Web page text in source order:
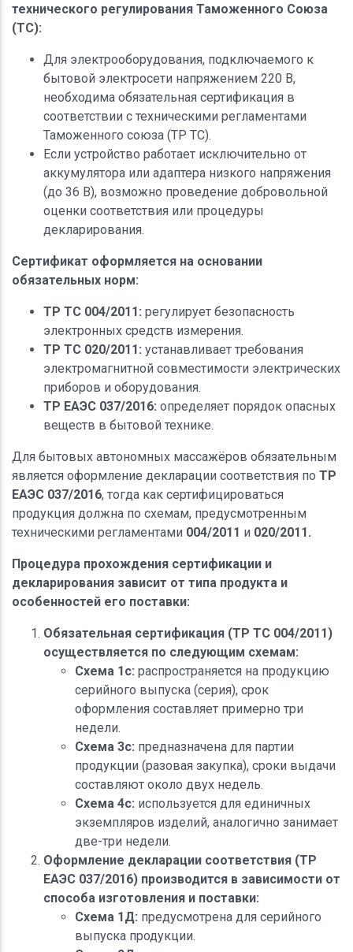
технического регулирования Таможенного Союза
(ТС):
Для электрооборудования, подключаемого к
бытовой электросети напряжением 220 В,
необходима обязательная сертификация в
соответствии с техническими регламентами
Таможенного союза (ТР ТС).
Если устройство работает исключительно от
аккумулятора или адаптера низкого напряжения
(до 36 В), возможно проведение добровольной
оценки соответствия или процедуры
декларирования.
Сертификат оформляется на основании
обязательных норм:
ТР ТС 004/2011: регулирует безопасность
электронных средств измерения.
ТР ТС 020/2011: устанавливает требования
электромагнитной совместимости электрических
приборов и оборудования.
ТР ЕАЭС 037/2016: определяет порядок опасных
веществ в бытовой технике.
Для бытовых автономных массажёров обязательным
является оформление декларации соответствия по ТР
ЕАЭС 037/2016, тогда как сертифицироваться
продукция должна по схемам, предусмотренным
техническими регламентами 004/2011 и 020/2011.
Процедура прохождения сертификации и
декларирования зависит от типа продукта и
особенностей его поставки:
Обязательная сертификация (ТР ТС 004/2011)
осуществляется по следующим схемам:
Схема 1c: распространяется на продукцию
серийного выпуска (серия), срок
оформления составляет примерно три
недели.
Схема 3c: предназначена для партии
продукции (разовая закупка), сроки выдачи
составляют около двух недель.
Схема 4c: используется для единичных
экземпляров изделий, аналогично занимает
две-три недели.
Оформление декларации соответствия (ТР
ЕАЭС 037/2016) производится в зависимости от
способа изготовления и поставки:
Схема 1Д: предусмотрена для серийного
выпуска продукции.